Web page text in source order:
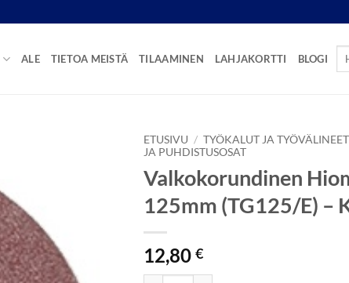
ALE TIETOA MEISTÄ TILAAMINEN LAHJAKORTTI BLOGI
ETUSIVU / TYÖKALUT JA TYÖVÄLINEET
JA PUHDISTUSOSAT
Valkokorundinen
125mm (TG125/E) –
12,80 €